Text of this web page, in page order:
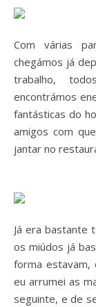
Com várias
chegámos já
trabalho,
encontrámos
fantásticas do
amigos com
jantar no
Já era bastante
os miúdos já
forma estavam,
eu arrumei as
seguinte, e de